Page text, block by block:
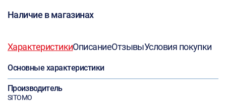
Наличие в магазинах
ХарактеристикиОписаниеОтзывыУсловия покупки
Основные характеристики
Производитель
SITOMO